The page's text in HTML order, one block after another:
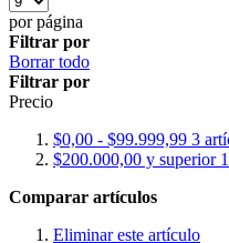
por página
Filtrar por
Borrar todo
Filtrar por
Precio
$0,00 - $99.999,99 3
$200.000,00 y superior 1
Comparar artículos
Eliminar este artículo